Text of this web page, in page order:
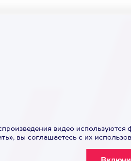
видео используются
вы соглашаетесь с их